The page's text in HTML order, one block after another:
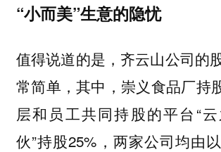
“小而美”生意的隐忧
值得说道的是，齐云山公司的
常简单，其中，崇义食品厂持
层和员工共同持股的平台“
伙”持股25%，两家公司均由